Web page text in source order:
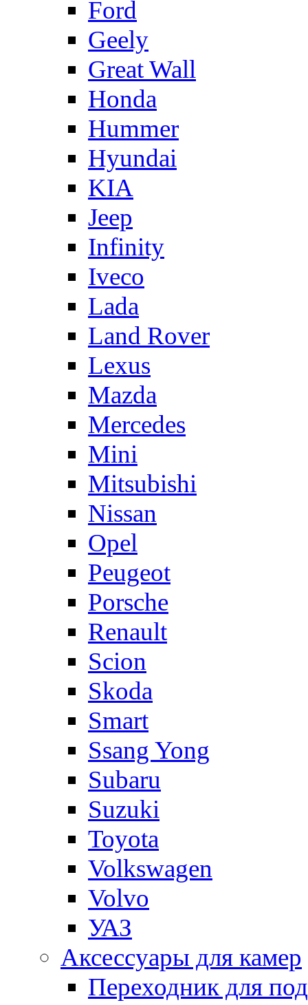
Ford
Geely
Great Wall
Honda
Hummer
Hyundai
KIA
Jeep
Infinity
Iveco
Lada
Land Rover
Lexus
Mazda
Mercedes
Mini
Mitsubishi
Nissan
Opel
Peugeot
Porsche
Renault
Scion
Skoda
Smart
Ssang Yong
Subaru
Suzuki
Toyota
Volkswagen
Volvo
УАЗ
Аксессуары для камер
Переходник для